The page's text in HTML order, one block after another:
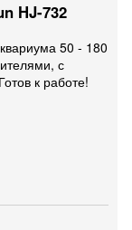
HJ-732
50 - 180
с
к работе!